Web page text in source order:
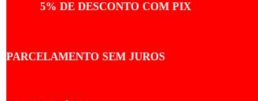
5% DE DESCONTO COM PIX
PARCELAMENTO SEM JUROS